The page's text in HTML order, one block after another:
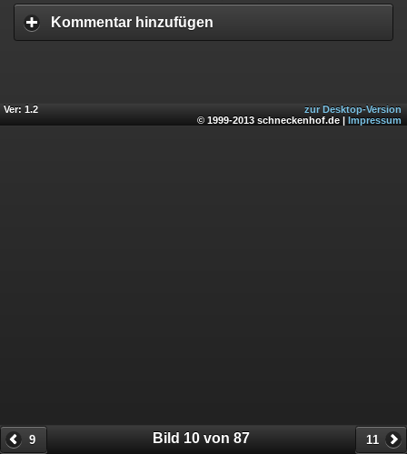
Kommentar hinzufügen
Ver: 1.2
zur Desktop-Version
© 1999-2013 schneckenhof.de | Impressum
9 11
Bild 10 von 87